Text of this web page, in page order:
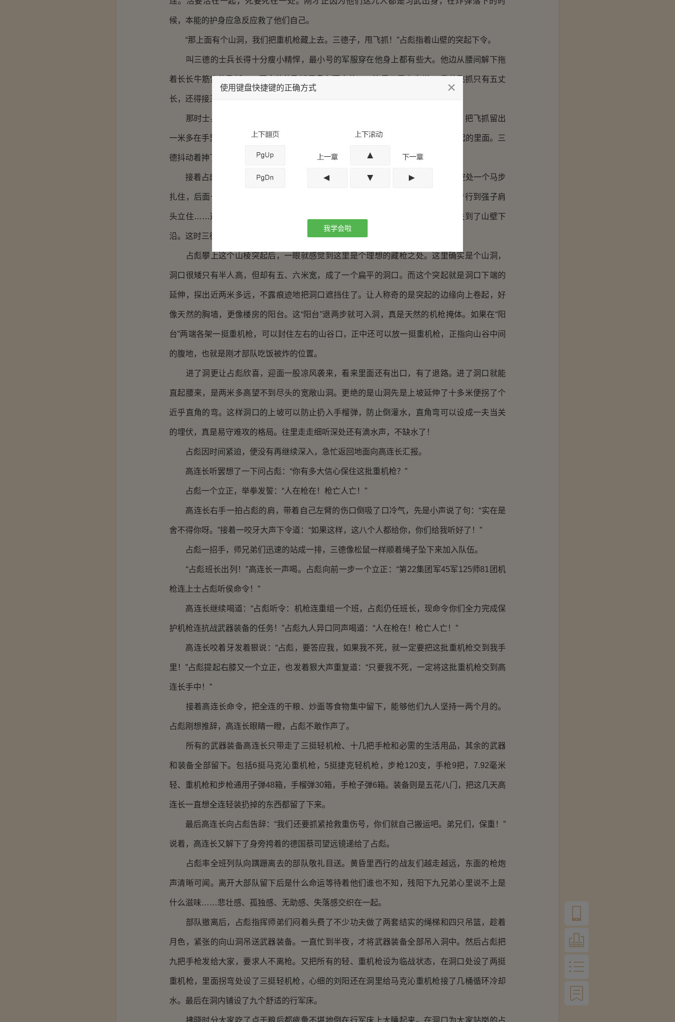
候，本能的护身应急反应救了他们自己。
“那上面有个山洞，我们把重机枪藏上去。三德子，甩飞抓！”占彪指着山壁的突起下令。
叫三德的士兵长得十分瘦小精悍，最小号的军服穿在他身上都有些大。他边从腰间解下拖
着长长牛筋索的飞抓——原来他的飞抓是盘在腰上的——边看了看高度说：“我的飞抓只有五丈
长，还得接三根背包带。”
那时士兵的背包带标准长度是六米，接了三根后有30多米了，三德运了口气，把飞抓留出
一米多在手里抡得呼呼风响，然后“嘿”的一甩，飞抓拖着长长的尾巴抓在了山壁突起的里面。三
德抖动着抻了两下，越抻越结实。
接着占彪向其它人示意：“强子，搭梯子！”身高体壮的强子稳稳走到绳子下的空处一个马步
扎住，后面七人在他身后都手搭前者肩站成一排，然后最后一人爬上前者肩头几步行到强子肩
头立住……这样依次而为七人很熟练地搭起了人梯。搭到第三个人了，上面的人扶到了山壁下
沿。这时三德手倒绳索脚蹬人梯一口气攀了上去，接着占彪也攀了上去。
占彪攀上这个山棱突起后，一眼就感觉到这里是个理想的藏枪之处。这里确实是个山洞，
洞口很矮只有半人高，但却有五、六米宽，成了一个扁平的洞口。而这个突起就是洞口下端的
延伸，探出近两米多远，不露痕迹地把洞口遮挡住了。让人称奇的是突起的边缘向上卷起，好
像天然的胸墙，更像楼房的阳台。这“阳台”退两步就可入洞，真是天然的机枪掩体。如果在“阳
台”两端各架一挺重机枪，可以封住左右的山谷口，正中还可以放一挺重机枪，正指向山谷中间
的腹地，也就是刚才部队吃饭被炸的位置。
进了洞更让占彪欣喜，迎面一股凉风袭来，看来里面还有出口，有了退路。进了洞口就能
直起腰来，是两米多高望不到尽头的宽敞山洞。更绝的是山洞先是上坡延伸了十多米便拐了个
近乎直角的弯。这样洞口的上坡可以防止扔入手榴弹，防止倒灌水，直角弯可以设成一夫当关
的埋伏，真是易守难攻的格局。往里走走细听深处还有滴水声，不缺水了！
占彪因时间紧迫，便没有再继续深入，急忙返回地面向高连长汇报。
高连长听罢想了一下问占彪：“你有多大信心保住这批重机枪？”
占彪一个立正，举拳发誓：“人在枪在！枪亡人亡！”
高连长右手一拍占彪的肩，带着自己左臂的伤口倒吸了口冷气，先是小声说了句：“实在是
舍不得你呀。”接着一咬牙大声下令道：“如果这样，这八个人都给你，你们给我听好了！”
占彪一招手，师兄弟们迅速的站成一排，三德像松鼠一样顺着绳子坠下来加入队伍。
“占彪班长出列！”高连长一声喝。占彪向前一步一个立正：“第22集团军45军125师81团机
枪连上士占彪听侯命令！”
高连长继续喝道：“占彪听令：机枪连重组一个班，占彪仍任班长，现命令你们全力完成保
护机枪连抗战武器装备的任务！”占彪九人异口同声喝道：“人在枪在！枪亡人亡！”
高连长咬着牙发着狠说：“占彪，要答应我，如果我不死，就一定要把这批重机枪交到我手
里！”占彪提起右膝又一个立正，也发着狠大声重复道：“只要我不死，一定将这批重机枪交到高
连长手中！”
接着高连长命令，把全连的干粮、炒面等食物集中留下，能够他们九人坚持一两个月的。
占彪刚想推辞，高连长眼睛一瞪，占彪不敢作声了。
所有的武器装备高连长只带走了三挺轻机枪、十几把手枪和必需的生活用品，其余的武器
和装备全部留下。包括6挺马克沁重机枪，5挺捷克轻机枪，步枪120支，手枪9把，7.92毫米
轻、重机枪和步枪通用子弹48箱，手榴弹30箱，手枪子弹6箱。装备则是五花八门，把这几天高
连长一直想全连轻装扔掉的东西都留了下来。
最后高连长向占彪告辞：“我们还要抓紧抢救重伤号，你们就自己搬运吧。弟兄们，保重！”
说着，高连长又解下了身旁挎着的德国蔡司望远镜递给了占彪。
占彪率全班列队向蹒跚离去的部队敬礼目送。黄昏里西行的战友们越走越远，东面的枪炮
声清晰可闻。离开大部队留下后是什么命运等待着他们谁也不知，残阳下九兄弟心里说不上是
什么滋味……悲壮感、孤独感、无助感、失落感交织在一起。
部队撤离后，占彪指挥师弟们闷着头费了不少功夫做了两套结实的绳梯和四只吊篮，趁着
月色，紧张的向山洞吊送武器装备。一直忙到半夜，才将武器装备全部吊入洞中。然后占彪把
九把手枪发给大家，要求人不离枪。又把所有的轻、重机枪设为临战状态，在洞口处设了两挺
重机枪，里面拐弯处设了三挺轻机枪，心细的刘阳还在洞里给马克沁重机枪接了几桶循环冷却
水。最后在洞内铺设了九个舒适的行军床。
拂晓时分大家吃了点干粮后都疲惫不堪地倒在行军床上大睡起来。在洞口为大家站岗的占
使用键盘快捷键的正确方式
我学会啦